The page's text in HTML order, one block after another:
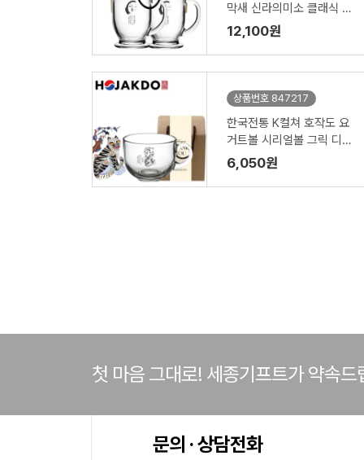
막새 신라의미소 클래식 글
라스 머그컵 440ml 2P 기
프팅
12,100원
상품번호 847217
한국전통 K컬쳐 호작도 요
거트볼 시리얼볼 그릭 디저
트 머그컵 470ml 1P 기프
팅
6,050원
첫 마음 그대로! 세종기프트가 약속드
문의 · 상담전화